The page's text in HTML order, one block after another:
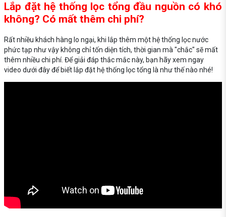
Lắp đặt hệ thống lọc tổng đầu nguồn có khó
không? Có mất thêm chi phí?
Rất nhiều khách hàng lo ngại, khi lắp thêm một hệ thống lọc nước
phức tạp như vậy không chỉ tốn diện tích, thời gian mà "chắc" sẽ mất
thêm nhiều chi phí. Để giải đáp thắc mắc này, bạn hãy xem ngay
video dưới đây để biết lắp đặt hệ thống lọc tổng là như thế nào nhé!